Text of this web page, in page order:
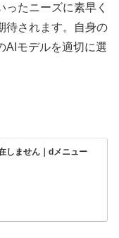
たニーズに素早く
待されます。自身の
AIモデルを適切に選
しません｜dメニュー